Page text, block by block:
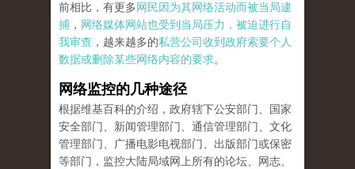
前相比，有更多网民因为其网络活动而被当局逮
捕 ， 网络媒体网站也受到当局压力，被迫进行自
我审查 ，越来越多的私营公司收到政府索要个人
数据或删除某些网络内容的要求。
网络监控的几种途径
根据维基百科的介绍，政府辖下公安部门、国家
安全部门、新闻管理部门、通信管理部门、文化
管理部门、广播电影电视部门、出版部门或保密
等部门，监控大陆局域网上所有的论坛、网志、